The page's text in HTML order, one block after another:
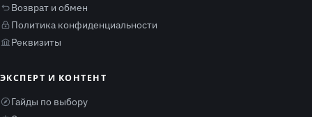
Возврат и обмен
Политика конфиденциальности
Реквизиты
ЭКСПЕРТ И КОНТЕНТ
Гайды по выбору